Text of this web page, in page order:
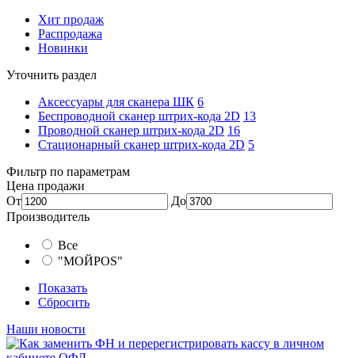
Хит продаж
Распродажа
Новинки
Уточнить раздел
Аксессуары для сканера ШК 6
Беспроводной сканер штрих-кода 2D 13
Проводной сканер штрих-кода 2D 16
Стационарный сканер штрих-кода 2D 5
Фильтр по параметрам
Цена продажи
От
До
Производитель
Все
"МОЙPOS"
Показать
Сбросить
Наши новости